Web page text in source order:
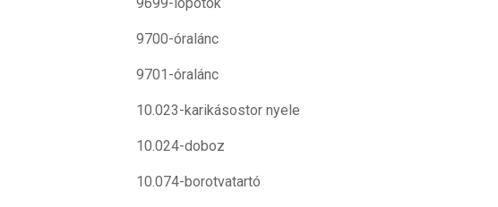
9700-óralánc
9701-óralánc
10.023-karikásostor nyele
10.024-doboz
10.074-borotvatartó